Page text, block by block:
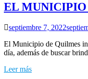
EL MUNICIPIO
septiembre 7, 2022
El Municipio de Quilmes
día, además de buscar
Leer más